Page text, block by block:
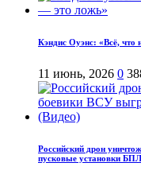
Кэндис Оуэнс: «Всё, что
11 июнь, 2026 0
Российский дрон
пусковые установки